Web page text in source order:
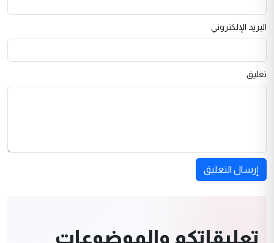
البريد الإلكتروني
تعليق
إرسال التعليق
تعليقاتكم والموضوعات